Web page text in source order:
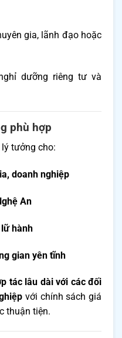
gia, lãnh đạo hoặc
dưỡng riêng tư và
phù hợp
tưởng cho:
doanh nghiệp
An
hành
gian yên tĩnh
tác lâu dài với các đối
với chính sách giá
thuận tiện.